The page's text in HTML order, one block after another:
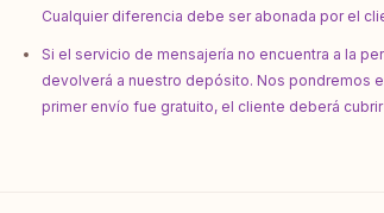
Cualquier diferencia debe ser abonada por el
Si el servicio de mensajería no encuentra a la
devolverá a nuestro depósito. Nos pondremos
primer envío fue gratuito, el cliente deberá